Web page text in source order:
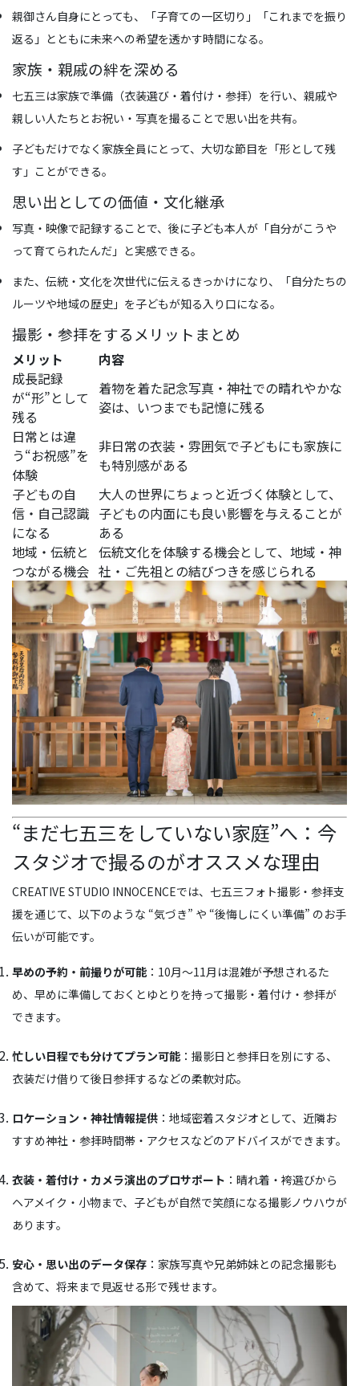
親御さん自身にとっても、「子育ての一区切り」「これまでを振り
返る」とともに未来への希望を透かす時間になる。
家族・親戚の絆を深める
七五三は家族で準備（衣装選び・着付け・参拝）を行い、親戚や
親しい人たちとお祝い・写真を撮ることで思い出を共有。
子どもだけでなく家族全員にとって、大切な節目を「形として残
す」ことができる。
思い出としての価値・文化継承
写真・映像で記録することで、後に子ども本人が「自分がこうや
って育てられたんだ」と実感できる。
また、伝統・文化を次世代に伝えるきっかけになり、「自分たちの
ルーツや地域の歴史」を子どもが知る入り口になる。
撮影・参拝をするメリットまとめ
メリット
内容
成長記録
が“形”として
残る
着物を着た記念写真・神社での晴れやかな
姿は、いつまでも記憶に残る
日常とは違
う“お祝感”を
体験
非日常の衣装・雰囲気で子どもにも家族に
も特別感がある
子どもの自
信・自己認識
になる
大人の世界にちょっと近づく体験として、
子どもの内面にも良い影響を与えることが
ある
地域・伝統と
つながる機会
伝統文化を体験する機会として、地域・神
社・ご先祖との結びつきを感じられる
“まだ七五三をしていない家庭”へ：今
スタジオで撮るのがオススメな理由
CREATIVE STUDIO INNOCENCEでは、七五三フォト撮影・参拝支
援を通じて、以下のような “気づき” や “後悔しにくい準備” のお手
伝いが可能です。
早めの予約・前撮りが可能：10月〜11月は混雑が予想されるた
め、早めに準備しておくとゆとりを持って撮影・着付け・参拝が
できます。
忙しい日程でも分けてプラン可能：撮影日と参拝日を別にする、
衣装だけ借りて後日参拝するなどの柔軟対応。
ロケーション・神社情報提供 ：地域密着スタジオとして、近隣お
すすめ神社・参拝時間帯・アクセスなどのアドバイスができます。
衣装・着付け・カメラ演出のプロサポート ：晴れ着・袴選びから
ヘアメイク・小物まで、子どもが自然で笑顔になる撮影ノウハウが
あります。
安心・思い出のデータ保存 ：家族写真や兄弟姉妹との記念撮影も
含めて、将来まで見返せる形で残せます。